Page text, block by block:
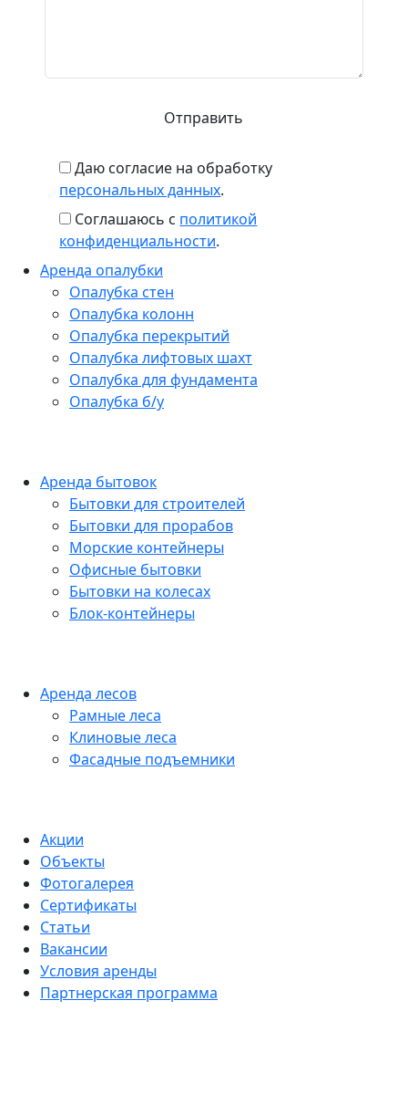
Даю согласие на обработку
персональных данных.
Соглашаюсь с политикой
конфиденциальности.
Аренда опалубки
Опалубка стен
Опалубка колонн
Опалубка перекрытий
Опалубка лифтовых шахт
Опалубка для фундамента
Опалубка б/у
Аренда бытовок
Бытовки для строителей
Бытовки для прорабов
Морские контейнеры
Офисные бытовки
Бытовки на колесах
Блок-контейнеры
Аренда лесов
Рамные леса
Клиновые леса
Фасадные подъемники
Акции
Объекты
Фотогалерея
Сертификаты
Статьи
Вакансии
Условия аренды
Партнерская программа